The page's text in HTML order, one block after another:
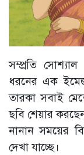
সম্প্রতি
ধরনের এক
তারকা সবাই
ছবি শেয়ার
নানান সময়ের
দেখা যাচ্ছে।